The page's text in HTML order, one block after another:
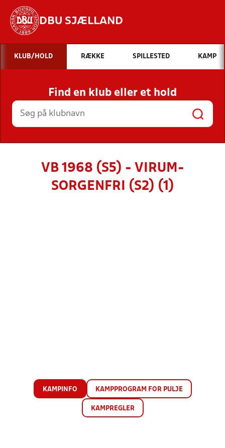
DBU SJÆLLAND
Hvad vil du søge efter?
INDHOLD OG NYHEDER
STILLINGER, RESULTATER, KLUBBER OG
HOLD
KLUB/HOLD RÆKKE SPILLESTED KAMP
Find en klub eller et hold
VB 1968 (S5) - VIRUM-
SORGENFRI (S2) (1)
KAMPINFO KAMPPROGRAM FOR PULJE
KAMPREGLER